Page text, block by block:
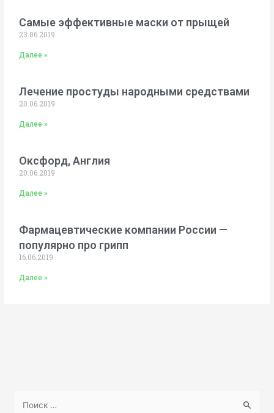
Самые эффективные маски от прыщей
23.06.2019
Далее »
Лечение простуды народными средствами
20.06.2019
Далее »
Оксфорд, Англия
20.06.2019
Далее »
Фармацевтические компании России —
популярно про грипп
16.06.2019
Далее »